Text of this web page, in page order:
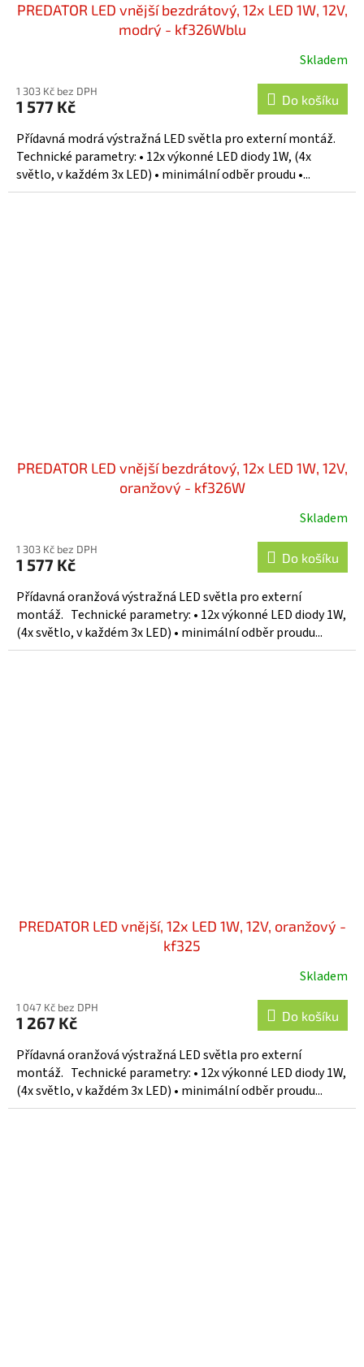
PREDATOR LED vnější bezdrátový, 12x LED 1W, 12V,
modrý - kf326Wblu
Skladem
1 303 Kč bez DPH
1 577 Kč Do košíku
Přídavná modrá výstražná LED světla pro externí montáž.
Technické parametry: • 12x výkonné LED diody 1W, (4x
světlo, v každém 3x LED) • minimální odběr proudu •...
PREDATOR LED vnější bezdrátový, 12x LED 1W, 12V,
oranžový - kf326W
Skladem
1 303 Kč bez DPH
1 577 Kč Do košíku
Přídavná oranžová výstražná LED světla pro externí
montáž. Technické parametry: • 12x výkonné LED diody 1W,
(4x světlo, v každém 3x LED) • minimální odběr proudu...
PREDATOR LED vnější, 12x LED 1W, 12V, oranžový -
kf325
Skladem
1 047 Kč bez DPH
1 267 Kč Do košíku
Přídavná oranžová výstražná LED světla pro externí
montáž. Technické parametry: • 12x výkonné LED diody 1W,
(4x světlo, v každém 3x LED) • minimální odběr proudu...